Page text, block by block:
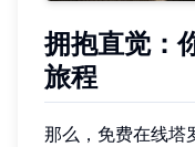
拥抱直觉：
旅程
那么，免费在线